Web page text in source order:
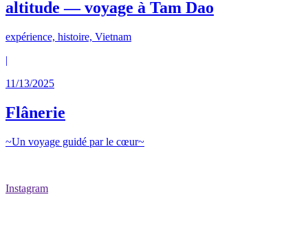
altitude — voyage à Tam Dao
expérience, histoire, Vietnam
|
11/13/2025
Flânerie
~Un voyage guidé par le cœur~
Instagram